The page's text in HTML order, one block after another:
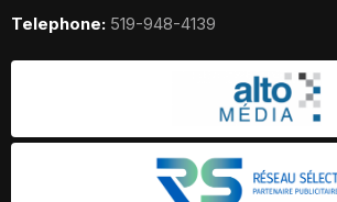
Telephone: 519-948-4139